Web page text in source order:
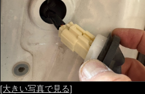
[大きい写真で見る]